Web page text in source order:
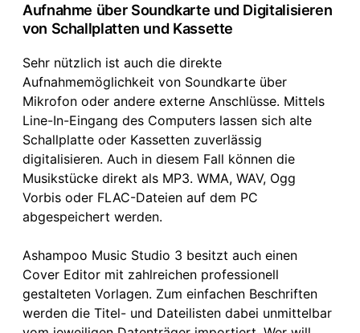
Aufnahme über Soundkarte und Digitalisieren
von Schallplatten und Kassette
Sehr nützlich ist auch die direkte
Aufnahmemöglichkeit von Soundkarte über
Mikrofon oder andere externe Anschlüsse. Mittels
Line-In-Eingang des Computers lassen sich alte
Schallplatte oder Kassetten zuverlässig
digitalisieren. Auch in diesem Fall können die
Musikstücke direkt als MP3. WMA, WAV, Ogg
Vorbis oder FLAC-Dateien auf dem PC
abgespeichert werden.
Ashampoo Music Studio 3 besitzt auch einen
Cover Editor mit zahlreichen professionell
gestalteten Vorlagen. Zum einfachen Beschriften
werden die Titel- und Dateilisten dabei unmittelbar